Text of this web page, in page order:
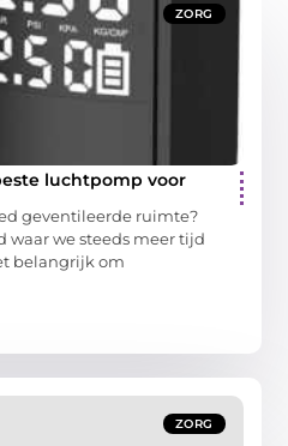
ZORG
luchtpomp voor
geventileerde ruimte?
waar we steeds meer tijd
belangrijk om
ZORG